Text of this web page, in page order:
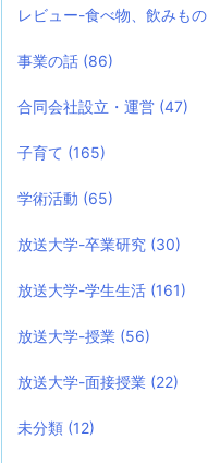
レビュー-食べ物、飲みもの
事業の話 (86)
合同会社設立・運営 (47)
子育て (165)
学術活動 (65)
放送大学-卒業研究 (30)
放送大学-学生生活 (161)
放送大学-授業 (56)
放送大学-面接授業 (22)
未分類 (12)